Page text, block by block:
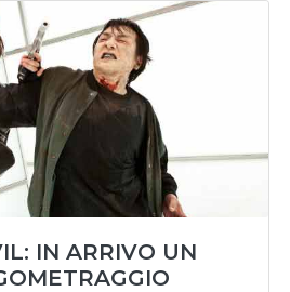
IN ARRIVO UN